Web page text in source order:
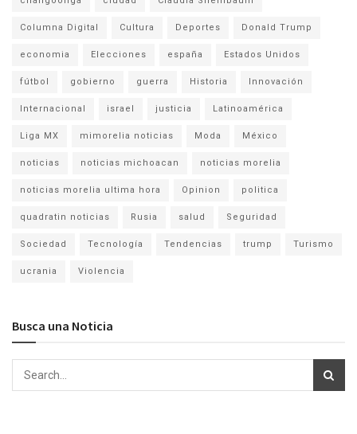
Columna Digital Cultura Deportes Donald Trump
economia Elecciones españa Estados Unidos
fútbol gobierno guerra Historia Innovación
Internacional israel justicia Latinoamérica
Liga MX mimorelia noticias Moda México
noticias noticias michoacan noticias morelia
noticias morelia ultima hora Opinion politica
quadratin noticias Rusia salud Seguridad
Sociedad Tecnología Tendencias trump Turismo
ucrania Violencia
Busca una Noticia